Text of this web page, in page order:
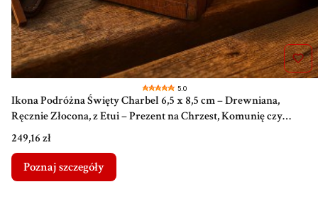
5.0
Ikona Podróżna Święty Charbel 6,5 x 8,5 cm – Drewniana,
Ręcznie Złocona, z Etui – Prezent na Chrzest, Komunię czy
Bierzmowanie
Cena
249,16 zł
Poznaj szczegóły